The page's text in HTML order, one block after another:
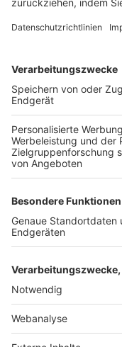
FOLGE DEM BFV
TOP-VEREINE
TOP-PARTNER
Nutzungsbedingungen